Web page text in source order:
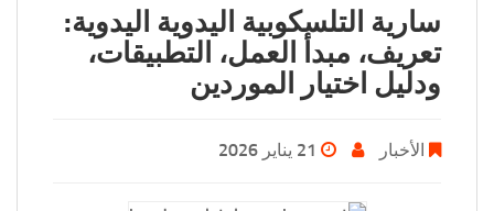
سارية التلسكوبية اليدوية اليدوية:
تعريف، مبدأ العمل، التطبيقات،
ودليل اختيار الموردين
الأخبار 21 يناير 2026